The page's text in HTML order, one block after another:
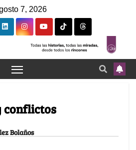
7, 2026
conflictos
Bolaños